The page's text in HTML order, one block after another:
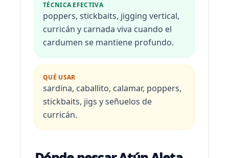
TÉCNICA EFECTIVA
poppers, stickbaits, jigging vertical,
curricán y carnada viva cuando el
cardumen se mantiene profundo.
QUÉ USAR
sardina, caballito, calamar, poppers,
stickbaits, jigs y señuelos de
curricán.